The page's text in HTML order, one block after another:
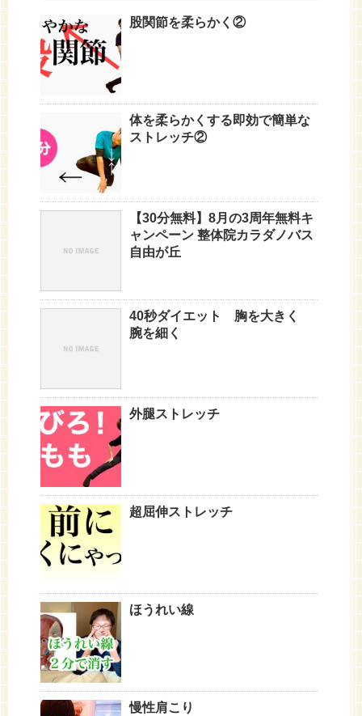
股関節を柔らかく②
体を柔らかくする即効で簡単な
ストレッチ②
【30分無料】8月の3周年無料キ
ャンペーン 整体院カラダノバス
自由が丘
40秒ダイエット 胸を大きく
腕を細く
外腿ストレッチ
超屈伸ストレッチ
ほうれい線
慢性肩こり